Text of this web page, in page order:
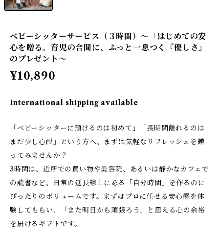
ベビーシッターサービス（３時間）～「はじめての安
心を贈る。育児の合間に、ふっと一息つく『優しさ』
のプレゼント～
¥10,890
International shipping available
「ベビーシッターに預けるのは初めて」「長時間離れるのは
まだ少し心配」という方へ、まずは気軽なリフレッシュを贈
ってみませんか？
3時間は、近所での買い物や美容院、あるいは静かなカフェで
の読書など、日常の延長線上にある「自分時間」を作るのに
ぴったりのボリュームです。まずはプロに任せる安心感を体
験してもらい、「また明日から頑張ろう」と思える心の余裕
を届けるギフトです。